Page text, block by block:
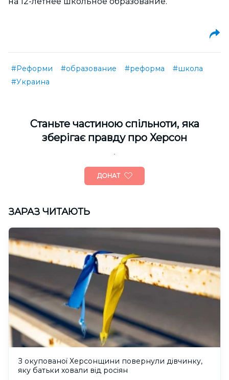
#Реформи #образование #реформа
#школа
#Украина
Cтаньте частиною спільноти, яка
зберігає правду про Херсон
ДОНАТ
ЗАРАЗ ЧИТАЮТЬ
З окупованої Херсонщини повернули дівчинку,
яку батьки ховали від росіян